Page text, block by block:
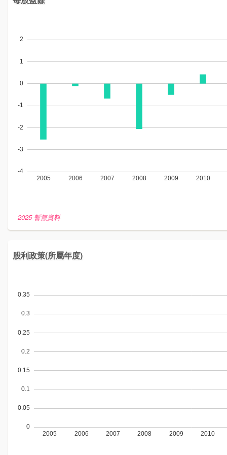
2025 暫無資料
股利政策(所屬年度)